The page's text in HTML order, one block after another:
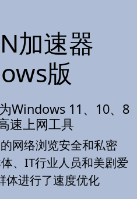
加速器
版
Windows 11、10、8
速上网工具
网络浏览安全和私密
、IT行业人员和美剧爱
体进行了速度优化